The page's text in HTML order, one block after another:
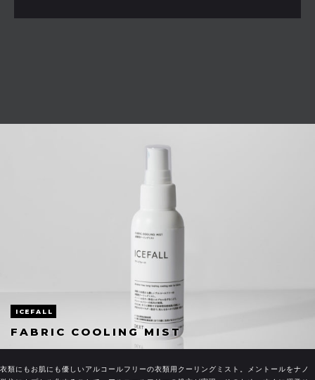
ICEFALL
FABRIC COOLING MIST
衣類にもお肌にも優しいアルコールフリーの衣類用クーリングミスト。メントールをナノ